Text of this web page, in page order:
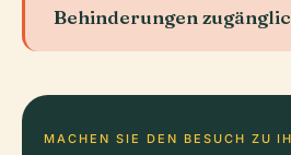
Behinderungen
MACHEN SIE DEN BESUCH ZU